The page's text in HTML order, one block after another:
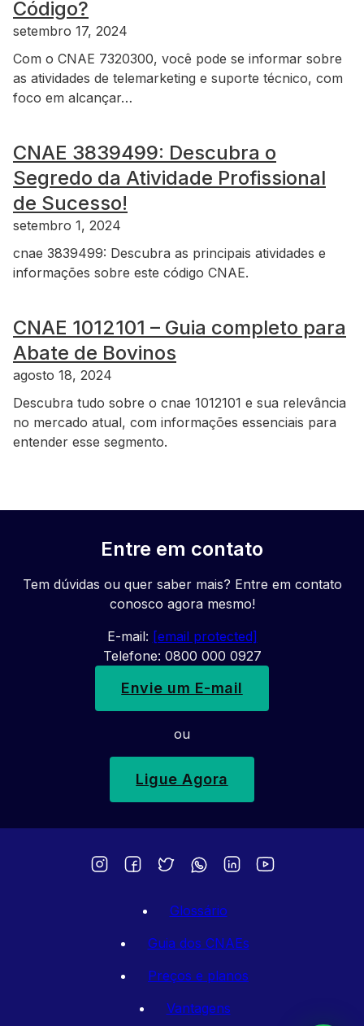
Código?
setembro 17, 2024
Com o CNAE 7320300, você pode se informar sobre
as atividades de telemarketing e suporte técnico, com
foco em alcançar…
CNAE 3839499: Descubra o
Segredo da Atividade Profissional
de Sucesso!
setembro 1, 2024
cnae 3839499: Descubra as principais atividades e
informações sobre este código CNAE.
CNAE 1012101 – Guia completo para
Abate de Bovinos
agosto 18, 2024
Descubra tudo sobre o cnae 1012101 e sua relevância
no mercado atual, com informações essenciais para
entender esse segmento.
Entre em contato
Tem dúvidas ou quer saber mais? Entre em contato
conosco agora mesmo!
E-mail: [email protected]
Telefone: 0800 000 0927
Envie um E-mail
ou
Ligue Agora
Glossário
Guia dos CNAEs
Preços e planos
Vantagens